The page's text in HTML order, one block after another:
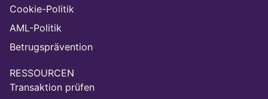
Cookie-Politik
AML-Politik
Betrugsprävention
RESSOURCEN
Transaktion prüfen